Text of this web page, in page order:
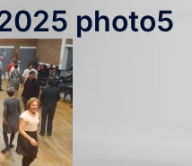
photo5